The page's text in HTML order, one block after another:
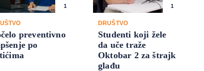
1
preventivno
po
1
DRUŠTVO
Studenti koji žele
da uče traže
Oktobar 2 za štrajk
glađu